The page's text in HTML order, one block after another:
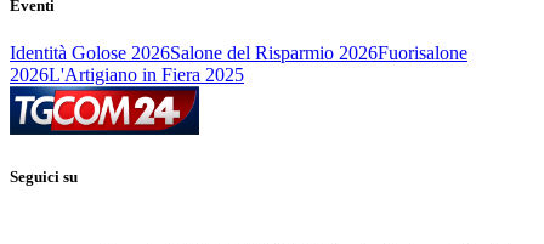
Eventi
Identità Golose 2026Salone del Risparmio 2026Fuorisalone
2026L'Artigiano in Fiera 2025
Seguici su